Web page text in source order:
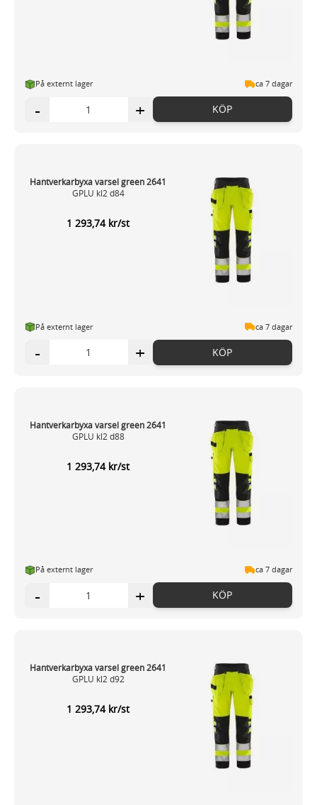
På externt lager ca 7 dagar
- + KÖP
Hantverkarbyxa varsel green 2641
GPLU kl2 d84
1 293,74 kr/st
På externt lager ca 7 dagar
- + KÖP
Hantverkarbyxa varsel green 2641
GPLU kl2 d88
1 293,74 kr/st
På externt lager ca 7 dagar
- + KÖP
Hantverkarbyxa varsel green 2641
GPLU kl2 d92
1 293,74 kr/st